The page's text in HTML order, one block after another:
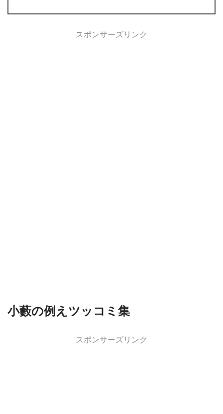
スポンサーズリンク
小藪の例えツッコミ集
スポンサーズリンク